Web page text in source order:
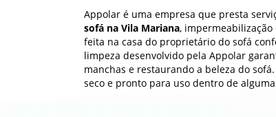
Appolar é uma empresa que presta
sofá na Vila Mariana,
feita na casa do proprietário do sofá
limpeza desenvolvido pela Appolar
manchas e restaurando a beleza do
seco e pronto para uso dentro de